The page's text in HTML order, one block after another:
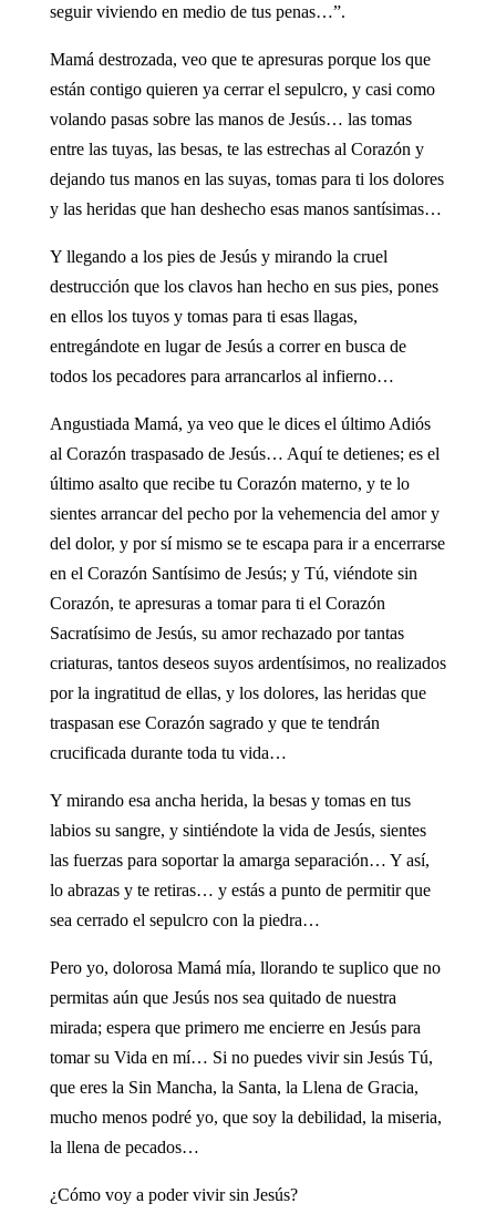
seguir viviendo en medio de tus penas…”.
Mamá destrozada, veo que te apresuras porque los que
están contigo quieren ya cerrar el sepulcro, y casi como
volando pasas sobre las manos de Jesús… las tomas
entre las tuyas, las besas, te las estrechas al Corazón y
dejando tus manos en las suyas, tomas para ti los dolores
y las heridas que han deshecho esas manos santísimas…
Y llegando a los pies de Jesús y mirando la cruel
destrucción que los clavos han hecho en sus pies, pones
en ellos los tuyos y tomas para ti esas llagas,
entregándote en lugar de Jesús a correr en busca de
todos los pecadores para arrancarlos al infierno…
Angustiada Mamá, ya veo que le dices el último Adiós
al Corazón traspasado de Jesús… Aquí te detienes; es el
último asalto que recibe tu Corazón materno, y te lo
sientes arrancar del pecho por la vehemencia del amor y
del dolor, y por sí mismo se te escapa para ir a encerrarse
en el Corazón Santísimo de Jesús; y Tú, viéndote sin
Corazón, te apresuras a tomar para ti el Corazón
Sacratísimo de Jesús, su amor rechazado por tantas
criaturas, tantos deseos suyos ardentísimos, no realizados
por la ingratitud de ellas, y los dolores, las heridas que
traspasan ese Corazón sagrado y que te tendrán
crucificada durante toda tu vida…
Y mirando esa ancha herida, la besas y tomas en tus
labios su sangre, y sintiéndote la vida de Jesús, sientes
las fuerzas para soportar la amarga separación… Y así,
lo abrazas y te retiras… y estás a punto de permitir que
sea cerrado el sepulcro con la piedra…
Pero yo, dolorosa Mamá mía, llorando te suplico que no
permitas aún que Jesús nos sea quitado de nuestra
mirada; espera que primero me encierre en Jesús para
tomar su Vida en mí… Si no puedes vivir sin Jesús Tú,
que eres la Sin Mancha, la Santa, la Llena de Gracia,
mucho menos podré yo, que soy la debilidad, la miseria,
la llena de pecados…
¿Cómo voy a poder vivir sin Jesús?